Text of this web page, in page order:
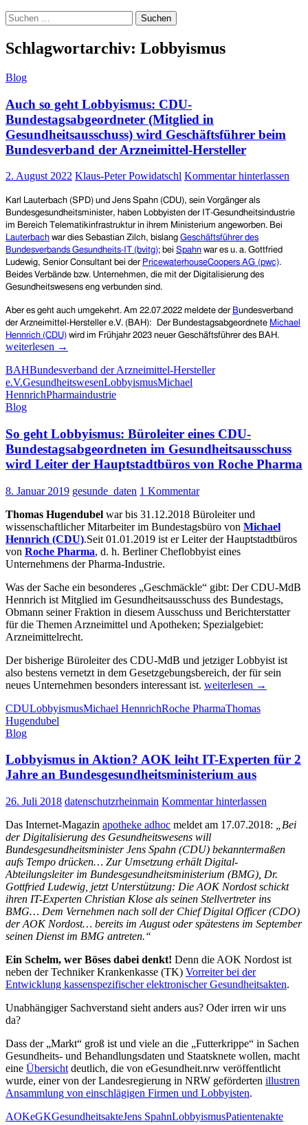
Suchen
nach:
Schlagwortarchiv: Lobbyismus
Blog
Auch so geht Lobbyismus: CDU-
Bundestagsabgeordneter (Mitglied in
Gesundheitsausschuss) wird Geschäftsführer beim
Bundesverband der Arzneimittel-Hersteller
2. August 2022 Klaus-Peter Powidatschl Kommentar hinterlassen
Karl Lauterbach (SPD) und Jens Spahn (CDU), sein Vorgänger als
Bundesgesundheitsminister, haben Lobbyisten der IT-Gesundheitsindustrie
im Bereich Telematikinfrastruktur in ihrem Ministerium angeworben. Bei
Lauterbach war dies Sebastian Zilch, bislang Geschäftsführer des
Bundesverbands Gesundheits-IT (bvitg); bei Spahn war es u. a. Gottfried
Ludewig, Senior Consultant bei der PricewaterhouseCoopers AG (pwc).
Beides Verbände bzw. Unternehmen, die mit der Digitalisierung des
Gesundheitswesens eng verbunden sind.
Aber es geht auch umgekehrt. Am 22.07.2022 meldete der Bundesverband
der Arzneimittel-Hersteller e.V. (BAH):
Der Bundestagsabgeordnete Michael
Hennrich (CDU) wird im Frühjahr 2023 neuer Geschäftsführer des BAH.
wird
beim
weiterlesen →
BAHBundesverband der Arzneimittel-Hersteller
e.V.GesundheitswesenLobbyismusMichael
HennrichPharmaindustrie
Blog
So geht Lobbyismus: Büroleiter eines CDU-
Bundestagsabgeordneten im Gesundheitsausschuss
wird Leiter der Hauptstadtbüros von Roche Pharma
8. Januar 2019 gesunde_daten 1 Kommentar
Thomas Hugendubel war bis 31.12.2018 Büroleiter und
wissenschaftlicher Mitarbeiter im Bundestagsbüro von Michael
Hennrich (CDU).Seit 01.01.2019 ist er Leiter der Hauptstadtbüros
von Roche Pharma, d. h. Berliner Cheflobbyist eines
Unternehmens der Pharma-Industrie.
Was der Sache ein besonderes „Geschmäckle“ gibt: Der CDU-MdB
Hennrich ist Mitglied im Gesundheitsausschuss des Bundestags,
Obmann seiner Fraktion in diesem Ausschuss und Berichterstatter
für die Themen Arzneimittel und Apotheken; Spezialgebiet:
Arzneimittelrecht.
Der bisherige Büroleiter des CDU-MdB und jetziger Lobbyist ist
also bestens vernetzt in dem Gesetzgebungsbereich, der für sein
neues Unternehmen besonders interessant ist. So
Lobbyismus:
im
Gesundheitsausschuss
wird
Leiter
der
Hauptstadtbüros
von
Roche
Pharma
weiterlesen →
CDULobbyismusMichael HennrichRoche PharmaThomas
Hugendubel
Blog
Lobbyismus in Aktion? AOK leiht IT-Experten für 2
Jahre an Bundesgesundheitsministerium aus
26. Juli 2018 datenschutzrheinmain Kommentar hinterlassen
Das Internet-Magazin apotheke adhoc meldet am 17.07.2018:
„Bei
der Digitalisierung des Gesundheitswesens will
Bundesgesundheitsminister Jens Spahn (CDU) bekanntermaßen
aufs Tempo drücken… Zur Umsetzung erhält Digital-
Abteilungsleiter im Bundesgesundheitsministerium (BMG), Dr.
Gottfried Ludewig, jetzt Unterstützung: Die AOK Nordost schickt
ihren IT-Experten Christian Klose als seinen Stellvertreter ins
BMG… Dem Vernehmen nach soll der Chief Digital Officer (CDO)
der AOK Nordost… bereits im August oder spätestens im September
seinen Dienst im BMG antreten.“
Ein Schelm, wer Böses dabei denkt! Denn die AOK Nordost ist
neben der Techniker Krankenkasse (TK) Vorreiter bei der
Entwicklung kassenspezifischer elektronischer Gesundheitsakten.
Unabhängiger Sachverstand sieht anders aus? Oder irren wir uns
da?
Dass der „Markt“ groß ist und viele an die „Futterkrippe“ in Sachen
Gesundheits- und Behandlungsdaten und Staatsknete wollen, macht
eine Übersicht deutlich, die von eGesundheit.nrw veröffentlicht
wurde, einer von der Landesregierung in NRW geförderten illustren
Ansammlung von einschlägigen Firmen und Lobbyisten.
AOKeGKGesundheitsakteJens SpahnLobbyismusPatientenakte